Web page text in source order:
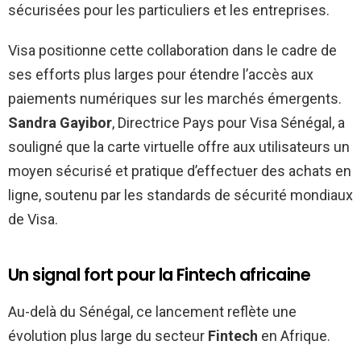
sécurisées pour les particuliers et les entreprises.
Visa positionne cette collaboration dans le cadre de
ses efforts plus larges pour étendre l’accès aux
paiements numériques sur les marchés émergents.
Sandra Gayibor, Directrice Pays pour Visa Sénégal, a
souligné que la carte virtuelle offre aux utilisateurs un
moyen sécurisé et pratique d’effectuer des achats en
ligne, soutenu par les standards de sécurité mondiaux
de Visa.
Un signal fort pour la Fintech africaine
Au-delà du Sénégal, ce lancement reflète une
évolution plus large du secteur Fintech en Afrique.